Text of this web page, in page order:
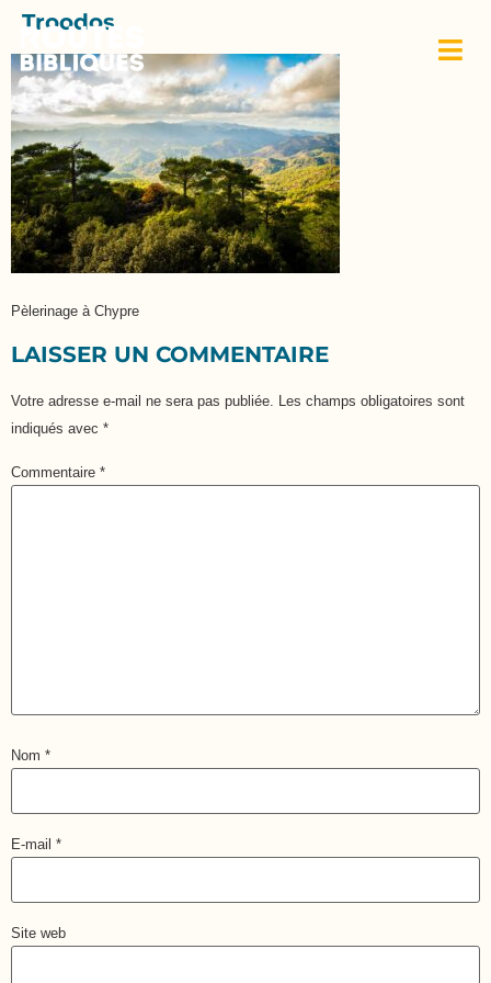
Troodos
Pèlerinage à Chypre
LAISSER UN COMMENTAIRE
Votre adresse e-mail ne sera pas publiée.
Les champs obligatoires sont
indiqués avec *
Commentaire *
Nom *
E-mail *
Site web